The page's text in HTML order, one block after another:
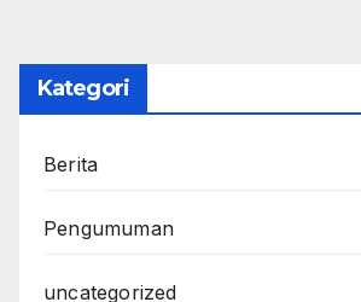
Kategori
Berita
Pengumuman
uncategorized